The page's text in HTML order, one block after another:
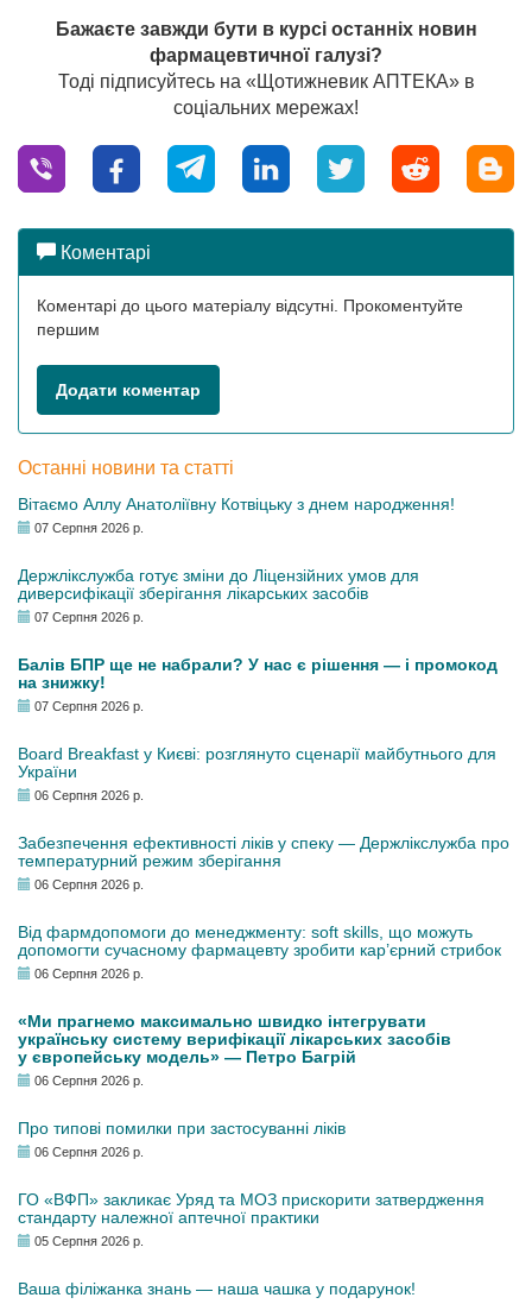
Бажаєте завжди бути в курсі останніх новин
фармацевтичної галузі?
Тоді підписуйтесь на «Щотижневик АПТЕКА» в
соціальних мережах!
Коментарі
Коментарі до цього матеріалу відсутні. Прокоментуйте
першим
Додати коментар
Останні новини та статті
Вітаємо Аллу Анатоліївну Котвіцьку з днем народження!
07 Серпня 2026 р.
Держлікслужба готує зміни до Ліцензійних умов для
диверсифікації зберігання лікарських засобів
07 Серпня 2026 р.
Балів БПР ще не набрали? У нас є рішення — і промокод
на знижку!
07 Серпня 2026 р.
Board Breakfast у Києві: розглянуто сценарії майбутнього для
України
06 Серпня 2026 р.
Забезпечення ефективності ліків у спеку — Держлікслужба про
температурний режим зберігання
06 Серпня 2026 р.
Від фармдопомоги до менеджменту: soft skills, що можуть
допомогти сучасному фармацевту зробити кар’єрний стрибок
06 Серпня 2026 р.
«Ми прагнемо максимально швидко інтегрувати
українську систему верифікації лікарських засобів
у європейську модель» — Петро Багрій
06 Серпня 2026 р.
Про типові помилки при застосуванні ліків
06 Серпня 2026 р.
ГО «ВФП» закликає Уряд та МОЗ прискорити затвердження
стандарту належної аптечної практики
05 Серпня 2026 р.
Ваша філіжанка знань — наша чашка у подарунок!